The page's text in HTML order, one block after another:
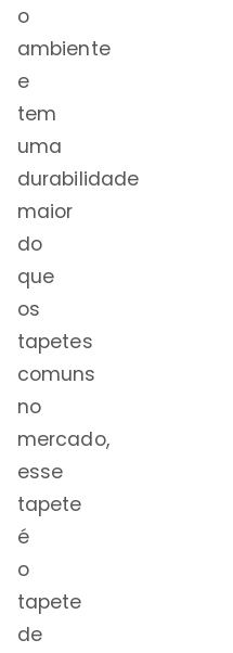
o
ambiente
e
tem
uma
durabilidade
maior
do
que
os
tapetes
comuns
no
mercado,
esse
tapete
é
o
tapete
de